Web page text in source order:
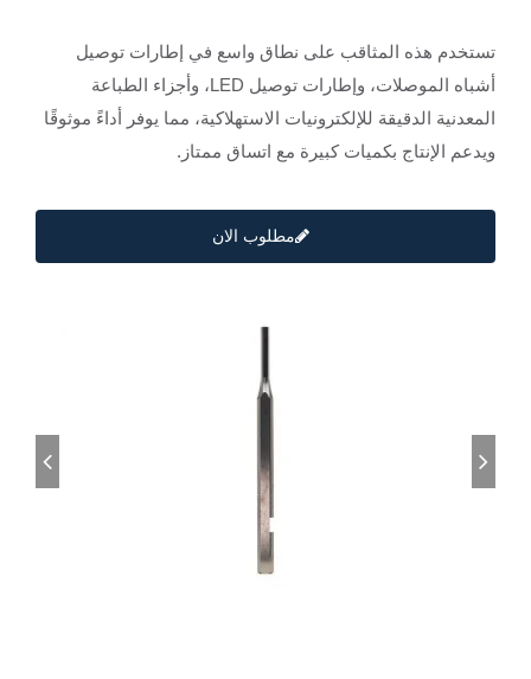
تستخدم هذه المثاقب على نطاق واسع في إطارات توصيل
أشباه الموصلات، وإطارات توصيل LED، وأجزاء الطباعة
المعدنية الدقيقة للإلكترونيات الاستهلاكية، مما يوفر أداءً موثوقًا
ويدعم الإنتاج بكميات كبيرة مع اتساق ممتاز.
مطلوب الان